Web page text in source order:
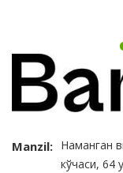
Manzil: Наманган
кўчаси, 64